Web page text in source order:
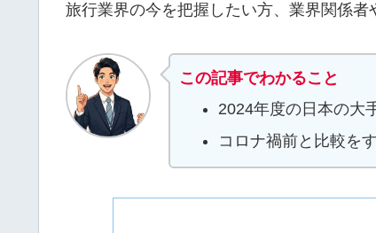
旅行業界の今を把握したい方、業界関係者
この記事でわかること
2024年度の日本の大
コロナ禍前と比較を